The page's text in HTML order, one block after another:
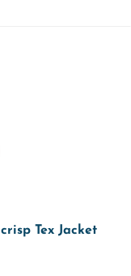
Tex Jacket